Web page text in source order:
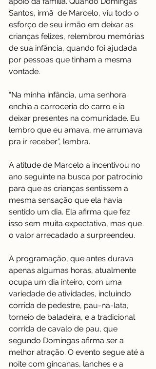
Santos, irmã  de Marcelo, viu todo o
esforço de seu irmão em deixar as
crianças felizes, relembrou memórias
de sua infância, quando foi ajudada
por pessoas que tinham a mesma
vontade.
“Na minha infância, uma senhora
enchia a carroceria do carro e ia
deixar presentes na comunidade. Eu
lembro que eu amava, me arrumava
pra ir receber”, lembra.
A atitude de Marcelo a incentivou no
ano seguinte na busca por patrocínio
para que as crianças sentissem a
mesma sensação que ela havia
sentido um dia. Ela afirma que fez
isso sem muita expectativa, mas que
o valor arrecadado a surpreendeu.
A programação, que antes durava
apenas algumas horas, atualmente
ocupa um dia inteiro, com uma
variedade de atividades, incluindo
corrida de pedestre, pau-na-lata,
torneio de baladeira, e a tradicional
corrida de cavalo de pau, que
segundo Domingas afirma ser a
melhor atração. O evento segue até a
noite com gincanas, lanches e a